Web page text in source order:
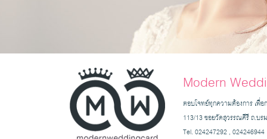
Modern
ตอบโจทย์ทุกความต้องการ เพื่
113/13 ซอยวัดสุวรรณคีรี ถ.บร
Tel. 024247292 ,